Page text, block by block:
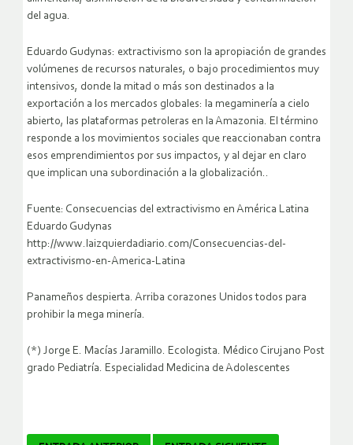
del agua.
Eduardo Gudynas: extractivismo son la apropiación de grandes
volúmenes de recursos naturales, o bajo procedimientos muy
intensivos, donde la mitad o más son destinados a la
exportación a los mercados globales: la megaminería a cielo
abierto, las plataformas petroleras en la Amazonia. El término
responde a los movimientos sociales que reaccionaban contra
esos emprendimientos por sus impactos, y al dejar en claro
que implican una subordinación a la globalización..
Fuente: Consecuencias del extractivismo en América Latina
Eduardo Gudynas
http://www.laizquierdadiario.com/Consecuencias-del-
extractivismo-en-America-Latina
Panameños despierta. Arriba corazones Unidos todos para
prohibir la mega minería.
(*) Jorge E. Macías Jaramillo. Ecologista. Médico Cirujano Post
grado Pediatría. Especialidad Medicina de Adolescentes